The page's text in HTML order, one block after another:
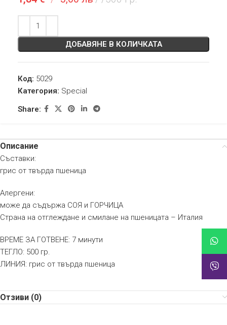
ДОБАВЯНЕ В КОЛИЧКАТА
Код: 5029
Категория: Special
Share:
Описание
Съставки:
грис от твърда пшеница
Алергени:
може да съдържа СОЯ и ГОРЧИЦА
Страна на отглеждане и смилане на пшеницата – Италия
ВРЕМЕ ЗА ГОТВЕНЕ: 7 минути
ТЕГЛО: 500 гр.
ЛИНИЯ: грис от твърда пшеница
Отзиви (0)